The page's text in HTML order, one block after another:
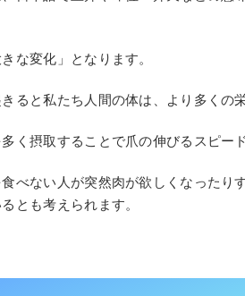
な変化」となります。
ると私たち人間の体は、より多くの
く摂取することで爪の伸びるスピー
べない人が突然肉が欲しくなったり
とも考えられます。